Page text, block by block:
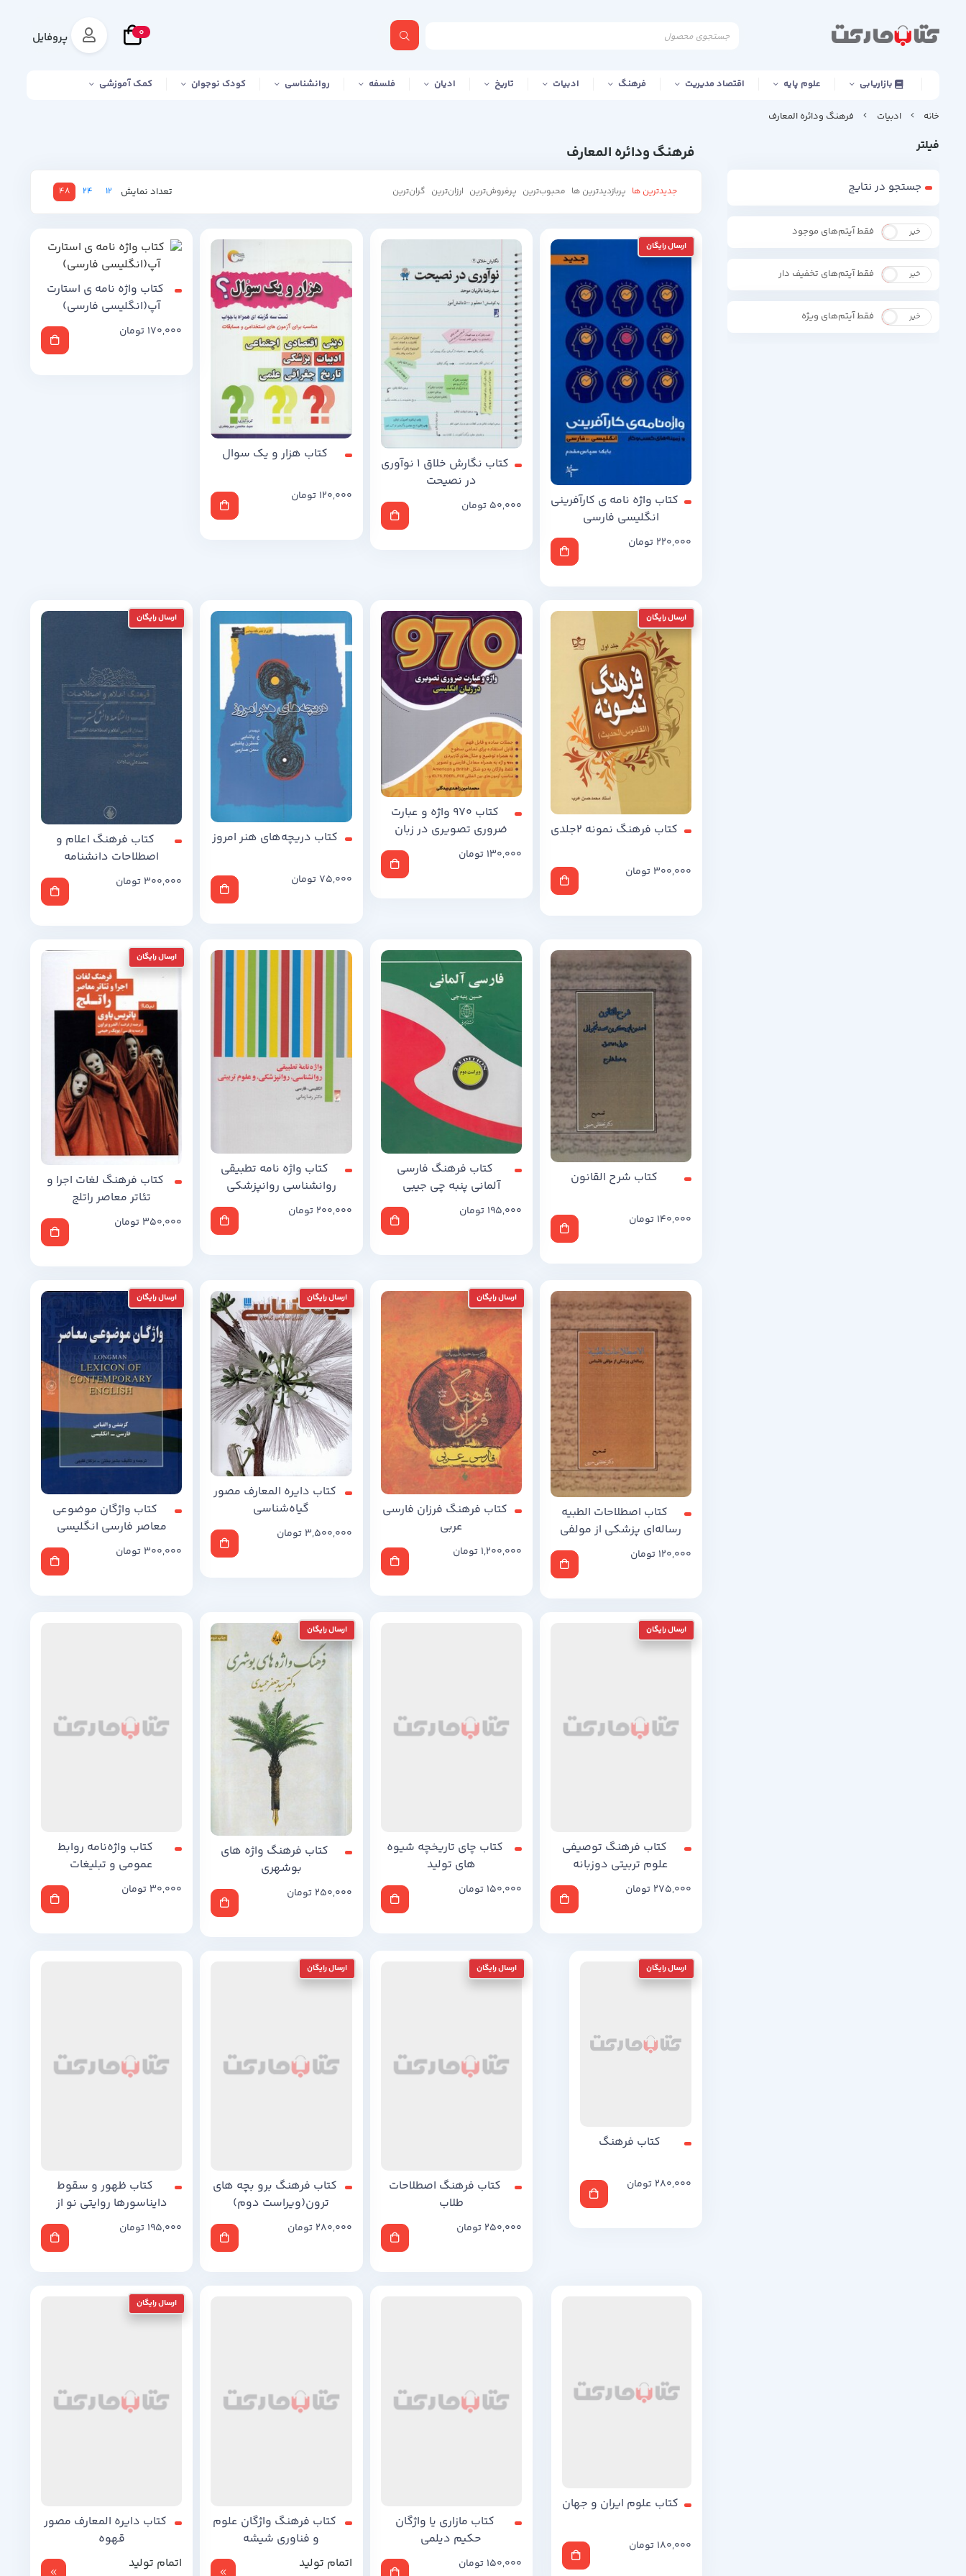
0 پروفایل
بازاریابی علوم پایه اقتصاد مدیریت فرهنگ ادبیات تاریخ ادیان فلسفه روانشناسی کودک نوجوان کمک آموزشی
خانه ادبیات فرهنگ ودائره المعارف
فیلتر
جستجو در نتایج
بله خیر فقط آیتم‌های موجود
بله خیر فقط آیتم‌های تخفیف دار
بله خیر فقط آیتم‌های ویژه
فرهنگ ودائره المعارف
جدیدترین ها پربازدیدترین ها محبوب‌‌ترین پرفروش‌ترین ارزان‌ترین گران‌ترین تعداد نمایش 12
24
48
کتاب واژه نامه ی کارآفرینی
انگلیسی فارسی
220,000 تومان
کتاب نگارش خلاق 1 نوآوری
در نصیحت
50,000 تومان
کتاب هزار و یک سوال
120,000 تومان
کتاب واژه نامه ی استارت
آپ(انگلیسی فارسی)
170,000 تومان
کتاب فرهنگ نمونه 2جلدی
300,000 تومان
کتاب 970 واژه‌ و عبارت
‌ضروری‌ تصویری‌ در زبان‌
انگلیسی
130,000 تومان
کتاب دریچه‌های هنر امروز
75,000 تومان
کتاب فرهنگ اعلام و
اصطلاحات دانشنامه
300,000 تومان
کتاب شرح القانون
140,000 تومان
کتاب فرهنگ فارسی
آلمانی پنبه چی جیبی
195,000 تومان
کتاب واژه نامه تطبیقی
روانشناسی روانپزشکی
200,000 تومان
کتاب فرهنگ لغات اجرا و
تئاتر معاصر راتلج
350,000 تومان
کتاب اصطلاحات الطبیه
رساله‌ای‌ پزشکی از مولفی
ناشناس
120,000 تومان
کتاب فرهنگ فرزان فارسی
عربی
1,200,000 تومان
کتاب دایره المعارف مصور
گیاه‌شناسی
3,500,000 تومان
کتاب واژگان موضوعی
معاصر فارسی‌ انگلیسی
300,000 تومان
کتاب فرهنگ توصیفی
علوم تربیتی دوزبانه
275,000 تومان
های تولید
تومان
کتاب فرهنگ واژه ‌های
بوشهری
250,000 تومان
عمومی و تبلیغات
کتاب فرهنگ اصطلاحات
طلاب
کتاب فرهنگ برو بچه های
ترون(ویراست دوم)
کتاب ظهور و سقوط
دایناسورها روایتی‌ نو‌ از‌
کتاب مازاری یا واژگان
حکیم دیلمی
کتاب فرهنگ واژگان علوم
و فناوری شیشه
کتاب دایره المعارف مصور